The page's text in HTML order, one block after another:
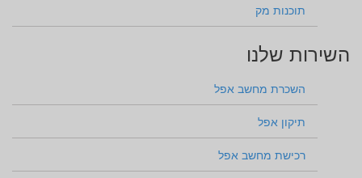
תוכנות מק
השירות שלנו
השכרת מחשב אפל
תיקון אפל
רכישת מחשב אפל